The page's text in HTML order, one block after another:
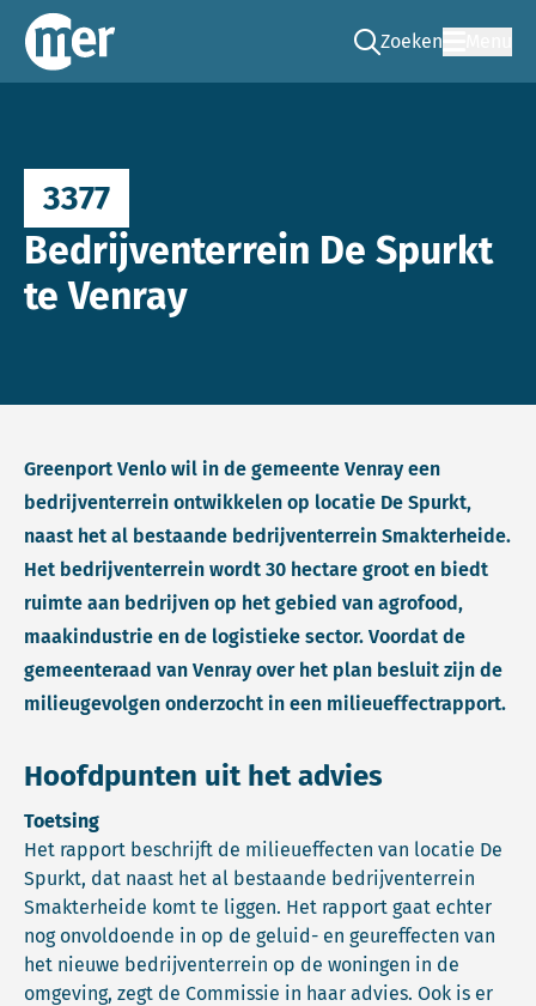
Commissie mer
Zoeken
Ga naar de zoek
3377
Bedrijventerrein De Spurkt
te Venray
Greenport Venlo wil in de gemeente Venray een
bedrijventerrein ontwikkelen op locatie De Spurkt,
naast het al bestaande bedrijventerrein Smakterheide.
Het bedrijventerrein wordt 30 hectare groot en biedt
ruimte aan bedrijven op het gebied van agrofood,
maakindustrie en de logistieke sector. Voordat de
gemeenteraad van Venray over het plan besluit zijn de
milieugevolgen onderzocht in een milieueffectrapport.
Hoofdpunten uit het advies
Toetsing
Het rapport beschrijft de milieueffecten van locatie De
Spurkt, dat naast het al bestaande bedrijventerrein
Smakterheide komt te liggen. Het rapport gaat echter
nog onvoldoende in op de geluid- en geureffecten van
het nieuwe bedrijventerrein op de woningen in de
omgeving, zegt de Commissie in haar advies. Ook is er